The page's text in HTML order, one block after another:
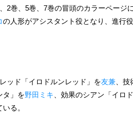
2巻、5巻、7巻の冒頭のカラーページ
の人形がアシスタント役となり、進行
ッド「イロドルンレッド」を友兼 、
タ」を野田ミキ 、効果のシアン「イロ
る。